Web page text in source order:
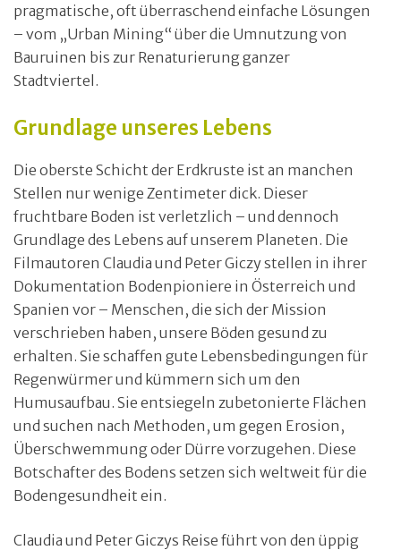
pragmatische, oft überraschend einfache Lösungen
– vom „Urban Mining“ über die Umnutzung von
Bauruinen bis zur Renaturierung ganzer
Stadtviertel.
Grundlage unseres Lebens
Die oberste Schicht der Erdkruste ist an manchen
Stellen nur wenige Zentimeter dick. Dieser
fruchtbare Boden ist verletzlich – und dennoch
Grundlage des Lebens auf unserem Planeten. Die
Filmautoren Claudia und Peter Giczy stellen in ihrer
Dokumentation Bodenpioniere in Österreich und
Spanien vor – Menschen, die sich der Mission
verschrieben haben, unsere Böden gesund zu
erhalten. Sie schaffen gute Lebensbedingungen für
Regenwürmer und kümmern sich um den
Humusaufbau. Sie entsiegeln zubetonierte Flächen
und suchen nach Methoden, um gegen Erosion,
Überschwemmung oder Dürre vorzugehen. Diese
Botschafter des Bodens setzen sich weltweit für die
Bodengesundheit ein.
Claudia und Peter Giczys Reise führt von den üppig